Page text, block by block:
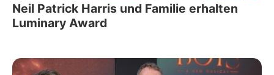
Neil Patrick Harris und Familie erhalten
Luminary Award